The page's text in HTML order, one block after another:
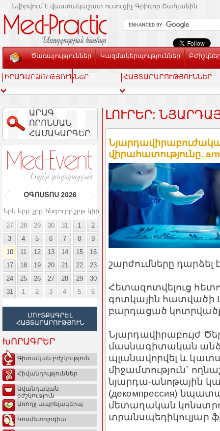
Նվիրվում է վաստակաշատ ուսուցիչ Գրիգոր Շահյանին
Ծառայություններ Կազմակերպություններ
Տեսասրահ Կապ
ԻՐԱԴԱՐՁՈՒԹՅՈՒՆՆԵՐ ՀԱՅՏԱՐԱՐՈՒԹՅՈՒՆՆԵՐ
ԱՐԱԳ
ՈՐՈՆՄԱՆ
ՀԱՄԱԿԱՐԳԵՐ
ՕԳՈՍՏՈՍ 2026
երկ երք չրք հնգուրբ շբթ կիր
27
28 29 30 31 1
2
3
4 5 6 7 8
9
10
11 12 13 14 15
16
17
18 19 20 21 22
23
24
25 26 27 28 29
30
31
1 2 3 4 5 6
ՄՈՒՏՔԱԳՐԵԼ
ՀԱՅՏԱՐԱՐՈՒԹՅՈՒՆ
ԽՈՐԱԳՐԵՐ
Գիտական բժշկություն
Հիվանդություններ
Ավանդական
բժշկություն
Առողջ ապրելակերպ
Կոսմետոլոգիա
ԼՈՒՐԵՐ:
վիրահատությունը.
շարժումները
Հետազոտվելուց
գոտկային հատվածի
բարդացած
Նյարդավիրաբույժ
մասնագիտական
պլանավորվել և
միջամտություն`
նյարդա-անոթային
(декомпрессия)
մետաղական
տրանսպեդիկուլյար